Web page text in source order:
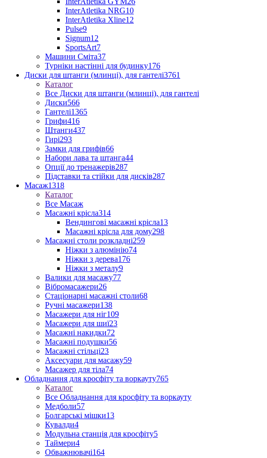
InterAtletika NRG10
InterAtletika Xline12
Pulse9
Signum12
SportsArt7
Машини Сміта37
Турніки настінні для будинку176
Диски для штанги (млинці), для гантелі3761
Каталог
Все Диски для штанги (млинці), для гантелі
Диски566
Гантелі1365
Грифи416
Штанги437
Гирі293
Замки для грифів66
Набори лава та штанга44
Опції до тренажерів287
Підставки та стійки для дисків287
Масаж1318
Каталог
Все Масаж
Масажні крісла314
Вендингові масажні крісла13
Масажні крісла для дому298
Масажні столи розкладні259
Ніжки з алюмінію74
Ніжки з дерева176
Ніжки з металу9
Валики для масажу77
Вібромасажери26
Стаціонарні масажні столи68
Ручні масажери138
Масажери для ніг109
Масажери для шиї23
Масажні накидки72
Масажні подушки56
Масажні стільці23
Аксесуари для масажу59
Масажер для тіла74
Обладнання для кросфіту та воркауту765
Каталог
Все Обладнання для кросфіту та воркауту
Медболи57
Болгарські мішки13
Кувалди4
Модульна станція для кросфіту5
Таймери4
Обважнювачі164